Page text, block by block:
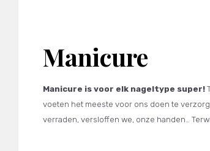
Manicure
Manicure is voor elk nageltype super!
voeten het meeste voor ons doen te
verraden, versloffen we, onze handen…